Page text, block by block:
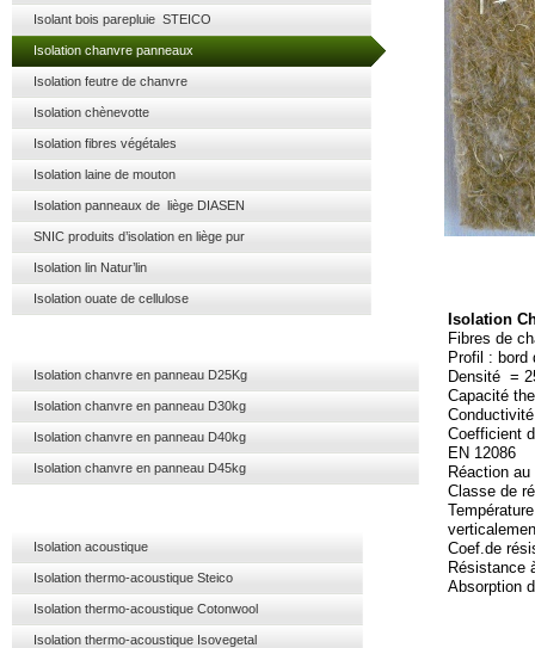
Isolant bois parepluie STEICO
Isolation chanvre panneaux
Isolation feutre de chanvre
Isolation chènevotte
Isolation fibres végétales
Isolation laine de mouton
Isolation panneaux de liège DIASEN
SNIC produits d’isolation en liège pur
Isolation lin Natur’lin
Isolation ouate de cellulose
Isolation chanvre en panneau D25Kg
Isolation chanvre en panneau D30kg
Isolation chanvre en panneau D40kg
Isolation chanvre en panneau D45kg
Isolation
Fibres de
Profil : bord
Densité =
Capacité
Coefficient
EN 12086
Réaction
Classe de
Coef.de
Résistance
Absorption
Isolation acoustique
Isolation thermo-acoustique Steico
Isolation thermo-acoustique Cotonwool
Isolation thermo-acoustique Isovegetal